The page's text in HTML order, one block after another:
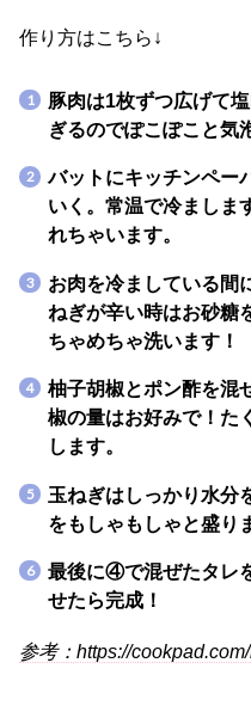
作り方はこちら↓
豚肉は1枚ずつ広げて塩
ぎるのでぽこぽこと気
バットにキッチンペー
いく。常温で冷ましま
れちゃいます。
お肉を冷ましている間
ねぎが辛い時はお砂糖
ちゃめちゃ洗います！
柚子胡椒とポン酢を混
椒の量はお好みで！た
します。
玉ねぎはしっかり水分
をもしゃもしゃと盛り
最後に④で混ぜたタレ
せたら完成！
参考：https://